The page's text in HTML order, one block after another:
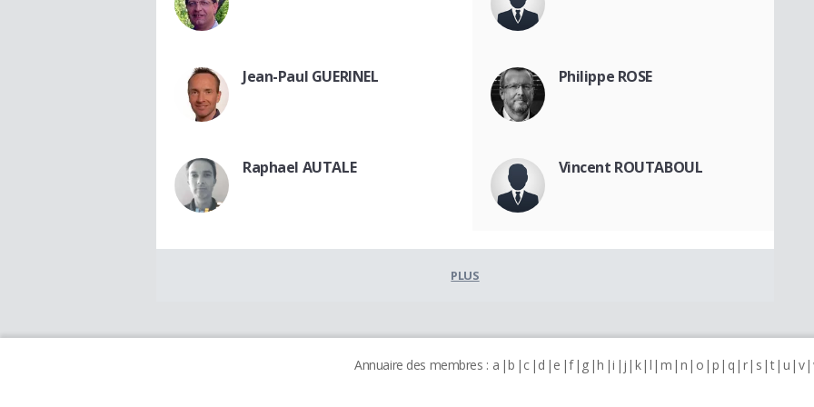
Jean-Paul GUERINEL Philippe ROSE
Raphael AUTALE Vincent ROUTABOUL
PLUS
Annuaire des membres : a b c d e f g h i j k l m n o p q r s t u v